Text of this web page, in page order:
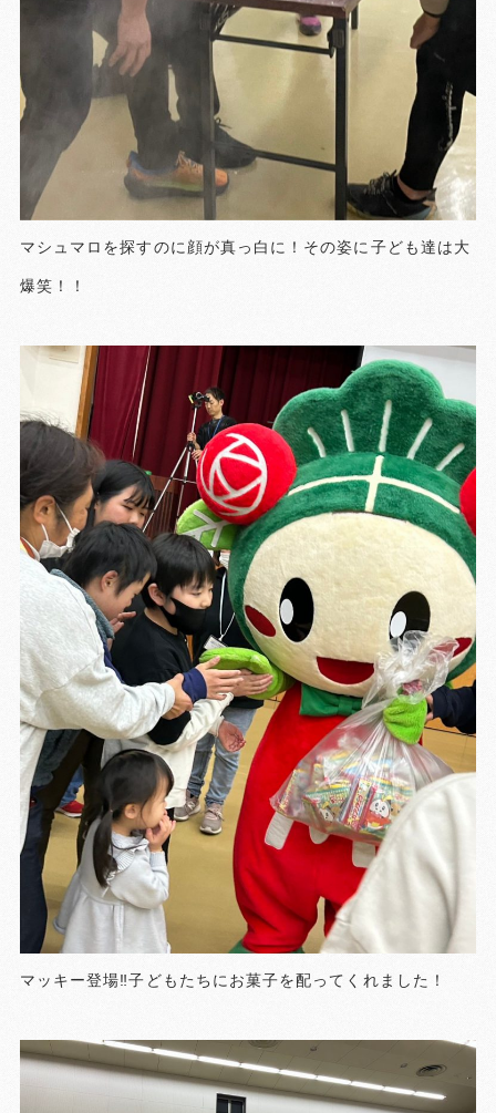
マシュマロを探すのに顔が真っ白に！その姿に子ども達は大
爆笑！！
マッキー登場‼️子どもたちにお菓子を配ってくれました！